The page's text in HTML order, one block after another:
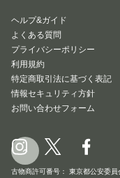
ヘルプ&ガイド
よくある質問
プライバシーポリシー
利用規約
特定商取引法に基づく表記
情報セキュリティ方針
お問い合わせフォーム
古物商許可番号： 東京都公安委